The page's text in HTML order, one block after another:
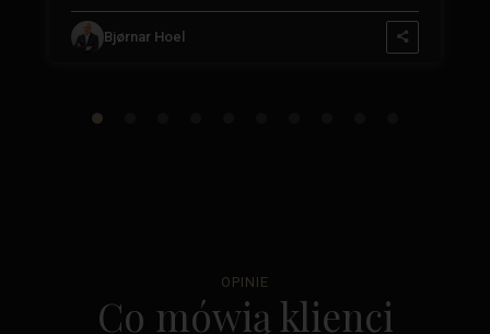
Bjørnar Hoel
OPINIE
Co mówią klienci